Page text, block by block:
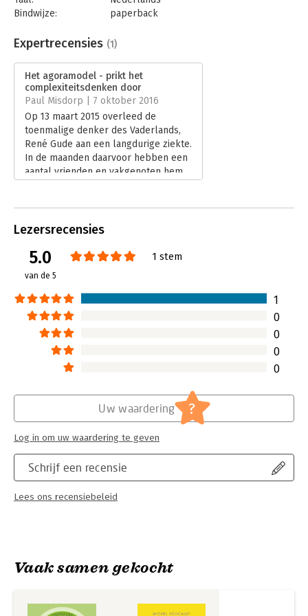
Bindwijze:
paperback
Uitgever:
ISVW uitgevers
Verschijningsdatum:
22-12-2017
Hoofdrubriek: Filosofie
Expertrecensies (1)
Het agoramodel - prikt het
complexiteitsdenken door
Paul Misdorp | 7 oktober 2016
Op 13 maart 2015 overleed de
toenmalige denker des Vaderlands,
René Gude aan een langdurige ziekte.
In de maanden daarvoor hebben een
aantal vrienden en vakgenoten hem
Lees verder
Lezersrecensies
5.0
van de 5
1 stem
1
0
0
0
0
Schrijf een recensie
Lees ons recensiebeleid
Uw waardering ?
Log in om uw waardering te geven
Vaak samen gekocht